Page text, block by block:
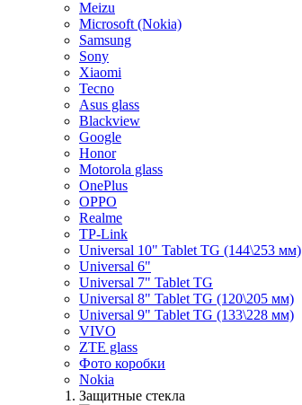
Meizu
Microsoft (Nokia)
Samsung
Sony
Xiaomi
Tecno
Asus glass
Blackview
Google
Honor
Motorola glass
OnePlus
OPPO
Realme
TP-Link
Universal 10" Tablet TG (144\253 мм)
Universal 6"
Universal 7" Tablet TG
Universal 8" Tablet TG (120\205 мм)
Universal 9" Tablet TG (133\228 мм)
VIVO
ZTE glass
Фото коробки
Nokia
Защитные стекла